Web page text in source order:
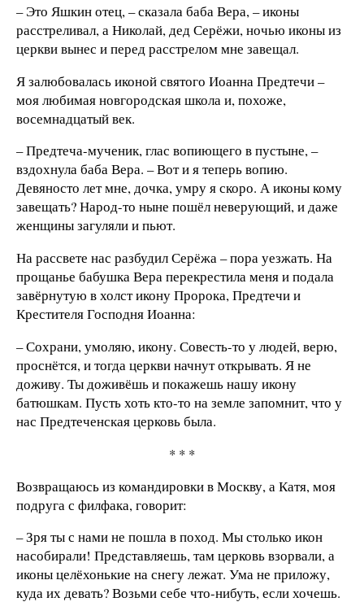
– Это Яшкин отец, – сказала баба Вера, – иконы
расстреливал, а Николай, дед Серёжи, ночью иконы из
церкви вынес и перед расстрелом мне завещал.
Я залюбовалась иконой святого Иоанна Предтечи –
моя любимая новгородская школа и, похоже,
восемнадцатый век.
– Предтеча-мученик, глас вопиющего в пустыне, –
вздохнула баба Вера. – Вот и я теперь вопию.
Девяносто лет мне, дочка, умру я скоро. А иконы кому
завещать? Народ-то ныне пошёл неверующий, и даже
женщины загуляли и пьют.
На рассвете нас разбудил Серёжа – пора уезжать. На
прощанье бабушка Вера перекрестила меня и подала
завёрнутую в холст икону Пророка, Предтечи и
Крестителя Господня Иоанна:
– Сохрани, умоляю, икону. Совесть-то у людей, верю,
проснётся, и тогда церкви начнут открывать. Я не
доживу. Ты доживёшь и покажешь нашу икону
батюшкам. Пусть хоть кто-то на земле запомнит, что у
нас Предтеченская церковь была.
* * *
Возвращаюсь из командировки в Москву, а Катя, моя
подруга с филфака, говорит:
– Зря ты с нами не пошла в поход. Мы столько икон
насобирали! Представляешь, там церковь взорвали, а
иконы целёхонькие на снегу лежат. Ума не приложу,
куда их девать? Возьми себе что-нибуть, если хочешь.